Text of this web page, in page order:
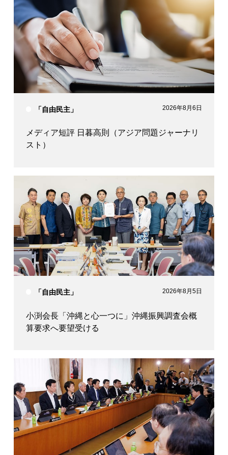
「自由民主」 2026年8月6日
メディア短評 日暮高則（アジア問題ジャーナリ
スト）
「自由民主」 2026年8月5日
小渕会長「沖縄と心一つに」沖縄振興調査会概
算要求へ要望受ける